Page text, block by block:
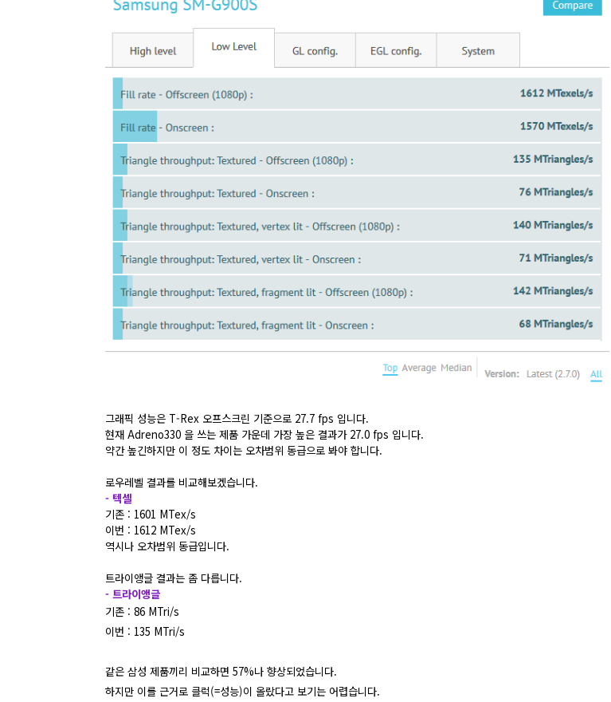
그래픽 성능은 T-Rex 오프스크린 기준으로 27.7 fps 입니다.
현재 Adreno330 을 쓰는 제품 가운데 가장 높은 결과가 27.0 fps 입니다.
약간 높긴하지만 이 정도 차이는 오차범위 동급으로 봐야 합니다.
로우레벨 결과를 비교해보겠습니다.
- 텍셀
기존 : 1601 MTex/s
이번 : 1612 MTex/s
역시나 오차범위 동급입니다.
트라이앵글 결과는 좀 다릅니다.
- 트라이앵글
기존 : 86 MTri/s
이번 : 135 MTri/s
같은 삼성 제품끼리 비교하면 57%나 향상되었습니다.
하지만 이를 근거로 클럭(=성능)이 올랐다고 보기는 어렵습니다.